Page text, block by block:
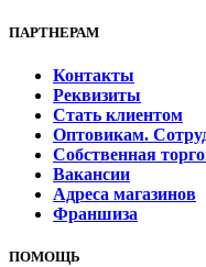
ПАРТНЕРАМ
Контакты
Реквизиты
Стать клиентом
Оптовикам.
Собственная
Вакансии
Адреса магазинов
Франшиза
ПОМОЩЬ